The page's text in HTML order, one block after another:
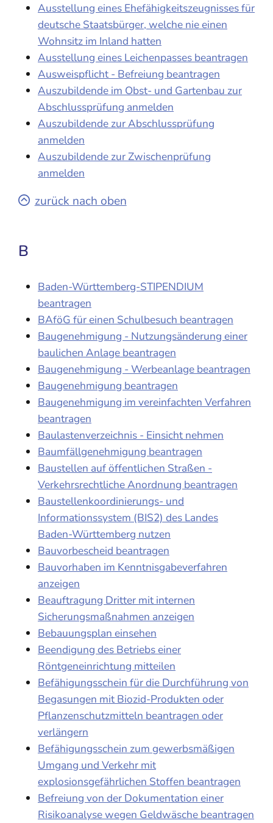
Ausstellung eines Ehefähigkeitszeugnisses für
deutsche Staatsbürger, welche nie einen
Wohnsitz im Inland hatten
Ausstellung eines Leichenpasses beantragen
Ausweispflicht - Befreiung beantragen
Auszubildende im Obst- und Gartenbau zur
Abschlussprüfung anmelden
Auszubildende zur Abschlussprüfung
anmelden
Auszubildende zur Zwischenprüfung
anmelden
zurück nach oben
B
Baden-Württemberg-STIPENDIUM
beantragen
BAföG für einen Schulbesuch beantragen
Baugenehmigung - Nutzungsänderung einer
baulichen Anlage beantragen
Baugenehmigung - Werbeanlage beantragen
Baugenehmigung beantragen
Baugenehmigung im vereinfachten Verfahren
beantragen
Baulastenverzeichnis - Einsicht nehmen
Baumfällgenehmigung beantragen
Baustellen auf öffentlichen Straßen -
Verkehrsrechtliche Anordnung beantragen
Baustellenkoordinierungs- und
Informationssystem (BIS2) des Landes
Baden-Württemberg nutzen
Bauvorbescheid beantragen
Bauvorhaben im Kenntnisgabeverfahren
anzeigen
Beauftragung Dritter mit internen
Sicherungsmaßnahmen anzeigen
Bebauungsplan einsehen
Beendigung des Betriebs einer
Röntgeneinrichtung mitteilen
Befähigungsschein für die Durchführung von
Begasungen mit Biozid-Produkten oder
Pflanzenschutzmitteln beantragen oder
verlängern
Befähigungsschein zum gewerbsmäßigen
Umgang und Verkehr mit
explosionsgefährlichen Stoffen beantragen
Befreiung von der Dokumentation einer
Risikoanalyse wegen Geldwäsche beantragen